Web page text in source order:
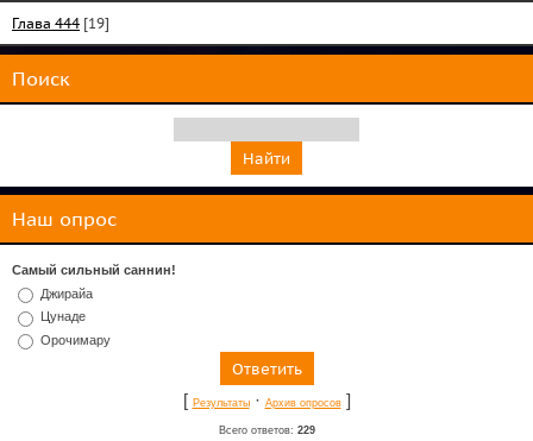
Глава 444 [19]
Поиск
Наш опрос
Самый сильный саннин!
Джирайа
Цунаде
Орочимару
[ Результаты· Архив опросов]
Всего ответов: 229